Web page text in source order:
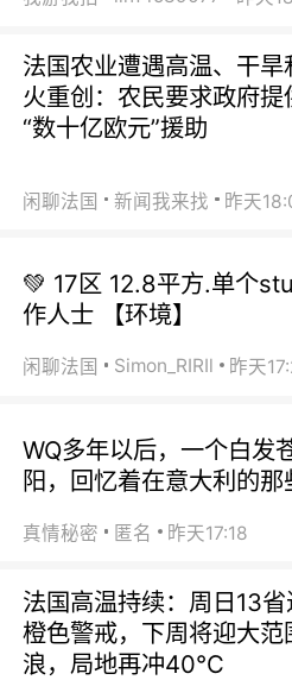
法国农业遭遇高温、干旱
火重创：农民要求政府提
“数十亿欧元”援助
闲聊法国 新闻我来找 昨天
💚 17区 12.8平方.单个
作人士 【环境】
闲聊法国 Simon_RIRIl 昨天
WQ多年以后，一个白发
阳，回忆着在意大利的
真情秘密 匿名 昨天17:18
法国高温持续：周日13省
橙色警戒，下周将迎大范
浪，局地再冲40℃